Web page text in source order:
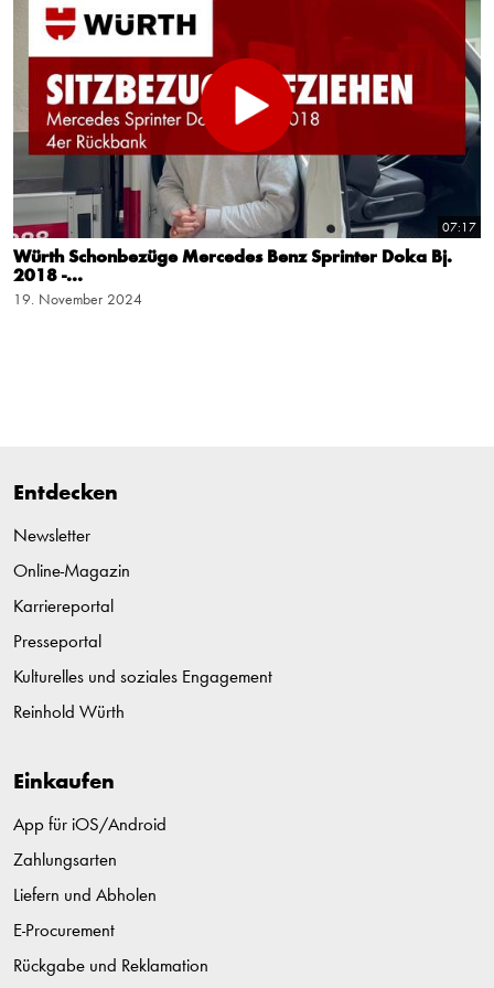
07:17
Würth Schonbezüge Mercedes Benz Sprinter Doka Bj.
2018 -...
19. November 2024
Entdecken
Newsletter
Online-Magazin
Karriereportal
Presseportal
Kulturelles und soziales Engagement
Reinhold Würth
Einkaufen
App für iOS/Android
Zahlungsarten
Liefern und Abholen
E-Procurement
Rückgabe und Reklamation